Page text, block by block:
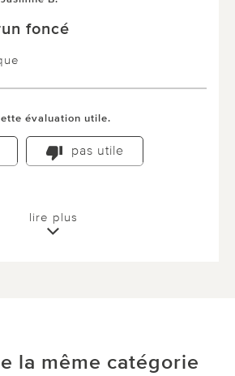
foncé
évaluation utile.
pas utile
lire plus
la même catégorie